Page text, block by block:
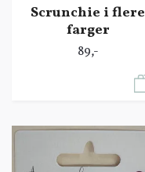
Scrunchie i flere
farger
89,-